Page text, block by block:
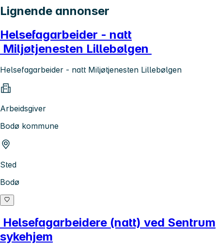
Lignende annonser
Helsefagarbeider - natt
Miljøtjenesten Lillebølgen
Helsefagarbeider - natt Miljøtjenesten Lillebølgen
Arbeidsgiver
Bodø kommune
Sted
Bodø
Helsefagarbeidere (natt) ved Sentrum
sykehjem